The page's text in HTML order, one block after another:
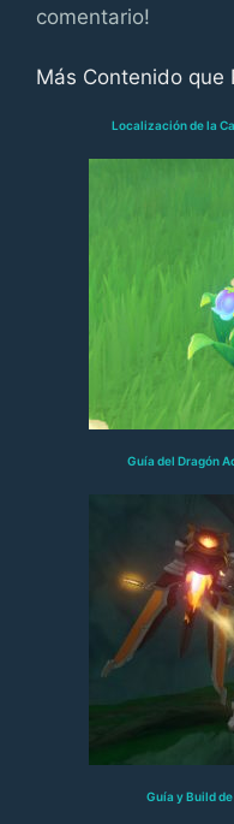
comentario!
Más Contenido que
Localización de la
Guía del Dragón
Guía y Build